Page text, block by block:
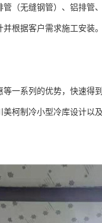
（无缝钢管）、铝排管
根据客户需求施工安装
一系列的优势，快速得
柯制冷小型冷库设计以